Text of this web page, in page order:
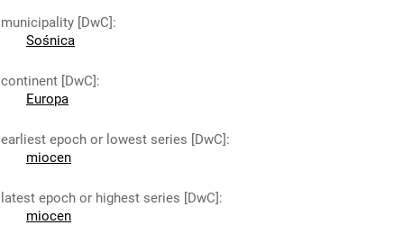
municipality [DwC]:
Sośnica
continent [DwC]:
Europa
earliest epoch or lowest series [DwC]:
miocen
latest epoch or highest series [DwC]:
miocen